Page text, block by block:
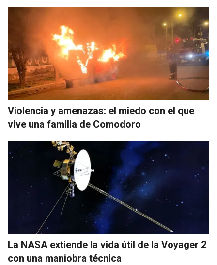
Violencia y amenazas: el miedo con el que
vive una familia de Comodoro
La NASA extiende la vida útil de la Voyager 2
con una maniobra técnica